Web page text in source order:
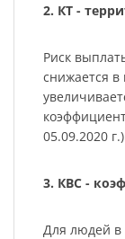
2. КТ -
Риск
снижается
05.09.2020
3. КВС -
Для людей в